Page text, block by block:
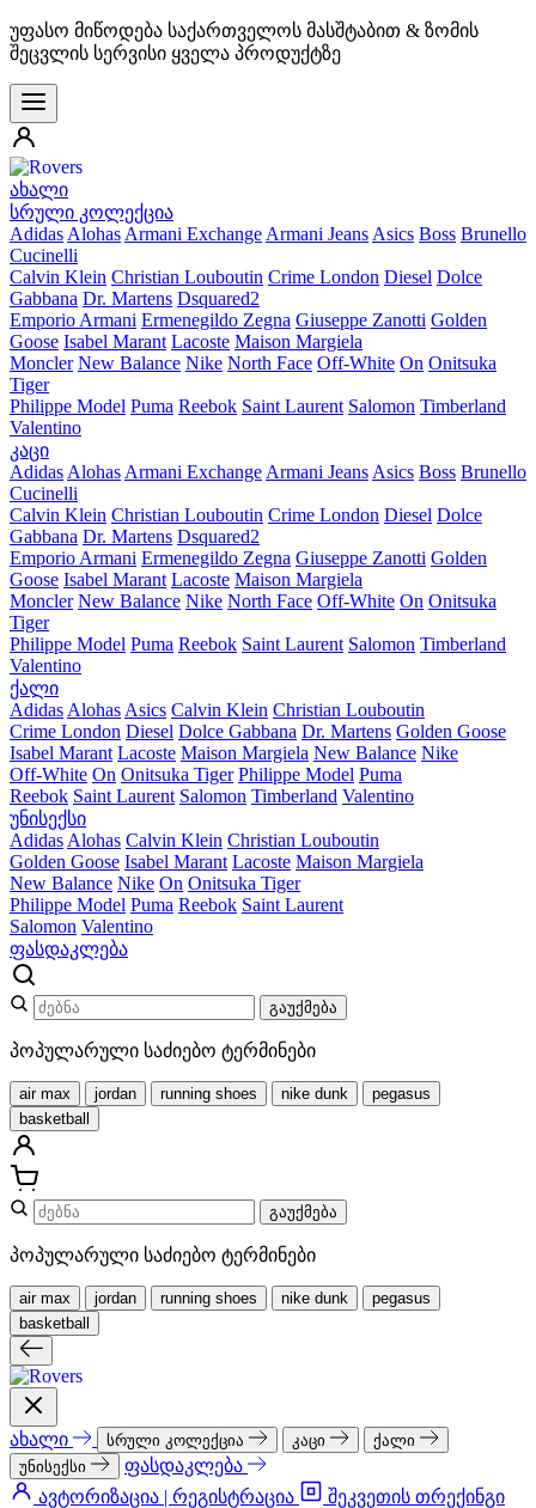
უფასო მიწოდება საქართველოს მასშტაბით & ზომის
შეცვლის სერვისი ყველა პროდუქტზე
ახალი
სრული კოლექცია
Adidas Alohas Armani Exchange Armani Jeans Asics Boss Brunello
Cucinelli
Calvin Klein Christian Louboutin Crime London Diesel Dolce
Gabbana Dr. Martens Dsquared2
Emporio Armani Ermenegildo Zegna Giuseppe Zanotti Golden
Goose Isabel Marant Lacoste Maison Margiela
Moncler New Balance Nike North Face Off-White On Onitsuka
Tiger
Philippe Model Puma Reebok Saint Laurent Salomon Timberland
Valentino
კაცი
Adidas Alohas Armani Exchange Armani Jeans Asics Boss Brunello
Cucinelli
Calvin Klein Christian Louboutin Crime London Diesel Dolce
Gabbana Dr. Martens Dsquared2
Emporio Armani Ermenegildo Zegna Giuseppe Zanotti Golden
Goose Isabel Marant Lacoste Maison Margiela
Moncler New Balance Nike North Face Off-White On Onitsuka
Tiger
Philippe Model Puma Reebok Saint Laurent Salomon Timberland
Valentino
ქალი
Adidas Alohas Asics Calvin Klein Christian Louboutin
Crime London Diesel Dolce Gabbana Dr. Martens Golden Goose
Isabel Marant Lacoste Maison Margiela New Balance Nike
Off-White On Onitsuka Tiger Philippe Model Puma
Reebok Saint Laurent Salomon Timberland Valentino
უნისექსი
Adidas Alohas Calvin Klein Christian Louboutin
Golden Goose Isabel Marant Lacoste Maison Margiela
New Balance Nike On Onitsuka Tiger
Philippe Model Puma Reebok Saint Laurent
Salomon Valentino
ფასდაკლება
გაუქმება
პოპულარული საძიებო ტერმინები
air max jordan running shoes nike dunk
pegasus
basketball
გაუქმება
პოპულარული საძიებო ტერმინები
air max jordan running shoes nike dunk
pegasus
basketball
ახალი სრული კოლექცია კაცი
ქალი
უნისექსი
ფასდაკლება
ავტორიზაცია | რეგისტრაცია
შეკვეთის თრექინგი